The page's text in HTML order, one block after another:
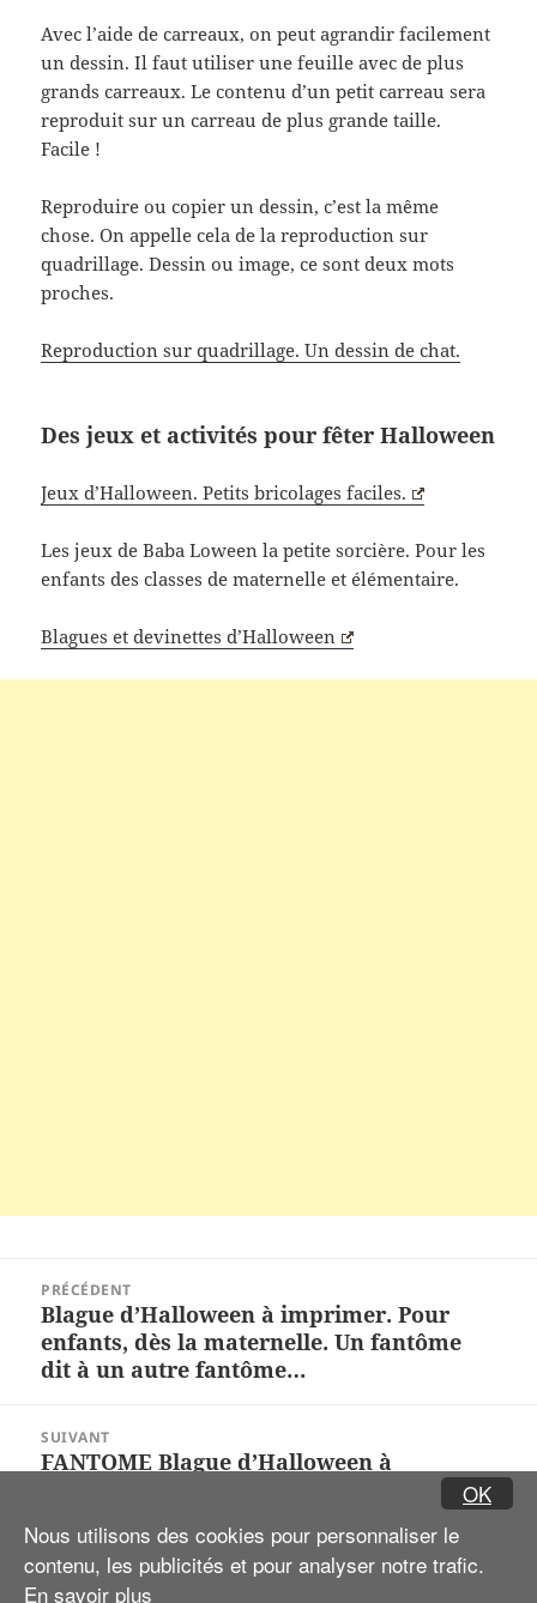
OK
Nous utilisons des cookies pour personnaliser le
contenu, les publicités et pour analyser notre trafic.
En savoir plus
Avec l’aide de carreaux, on peut agrandir facilement
un dessin. Il faut utiliser une feuille avec de plus
grands carreaux. Le contenu d’un petit carreau sera
reproduit sur un carreau de plus grande taille.
Facile !
Reproduire ou copier un dessin, c’est la même
chose. On appelle cela de la reproduction sur
quadrillage. Dessin ou image, ce sont deux mots
proches.
Reproduction sur quadrillage. Un dessin de chat.
Des jeux et activités pour fêter Halloween
Jeux d’Halloween. Petits bricolages faciles.
Les jeux de Baba Loween la petite sorcière. Pour les
enfants des classes de maternelle et élémentaire.
Blagues et devinettes d’Halloween
l’article
PRÉCÉDENT
Article
précédent :
Blague d’Halloween à imprimer. Pour
enfants, dès la maternelle. Un fantôme
dit à un autre fantôme…
SUIVANT
Article
FANTOME Blague d’Halloween à
imprimer. Pour enfants. L’histoire se
passe dans un château en ruines. Bonjour
les fantômes !